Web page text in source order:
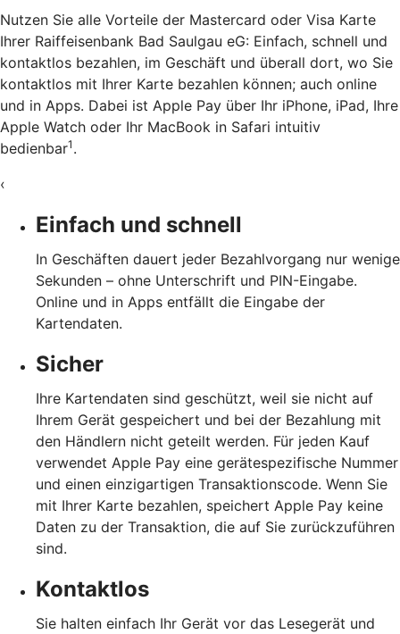
Nutzen Sie alle Vorteile der Mastercard oder Visa Karte
Ihrer Raiffeisenbank Bad Saulgau eG: Einfach, schnell und
kontaktlos bezahlen, im Geschäft und überall dort, wo Sie
kontaktlos mit Ihrer Karte bezahlen können; auch online
und in Apps. Dabei ist Apple Pay über Ihr iPhone, iPad, Ihre
Apple Watch oder Ihr MacBook in Safari intuitiv
bedienbar1 .
‹
Einfach und schnell
In Geschäften dauert jeder Bezahlvorgang nur wenige
Sekunden – ohne Unterschrift und PIN-Eingabe.
Online und in Apps entfällt die Eingabe der
Kartendaten.
Sicher
Ihre Kartendaten sind geschützt, weil sie nicht auf
Ihrem Gerät gespeichert und bei der Bezahlung mit
den Händlern nicht geteilt werden. Für jeden Kauf
verwendet Apple Pay eine gerätespezifische Nummer
und einen einzigartigen Transaktionscode. Wenn Sie
mit Ihrer Karte bezahlen, speichert Apple Pay keine
Daten zu der Transaktion, die auf Sie zurückzuführen
sind.
Kontaktlos
Sie halten einfach Ihr Gerät vor das Lesegerät und